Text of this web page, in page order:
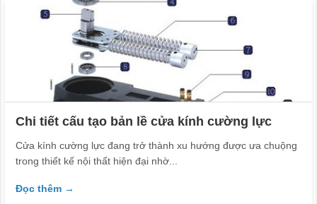
Chi tiết cấu tạo bản lề cửa kính cường lực
Cửa kính cường lực đang trở thành xu hướng được ưa chuộng
trong thiết kế nội thất hiện đại nhờ...
Đọc thêm →